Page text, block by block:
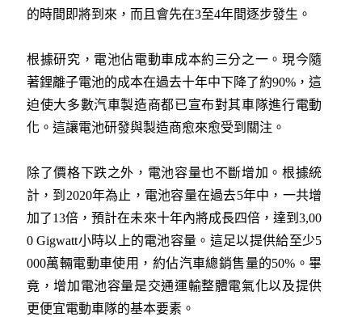
的時間即將到來，而且會先在3至4年間逐步發生。
根據研究，電池佔電動車成本約三分之一。現今隨
著鋰離子電池的成本在過去十年中下降了約90%，這
迫使大多數汽車製造商都已宣布對其車隊進行電動
化。這讓電池研發與製造商愈來愈受到關注。
除了價格下跌之外，電池容量也不斷增加。根據統
計，到2020年為止，電池容量在過去5年中，一共增
加了13倍，預計在未來十年內將成長四倍，達到3,00
0 Gigwatt小時以上的電池容量。這足以提供給至少5
000萬輛電動車使用，約佔汽車總銷售量的50%。畢
竟，增加電池容量是交通運輸整體電氣化以及提供
更便宜電動車隊的基本要素。